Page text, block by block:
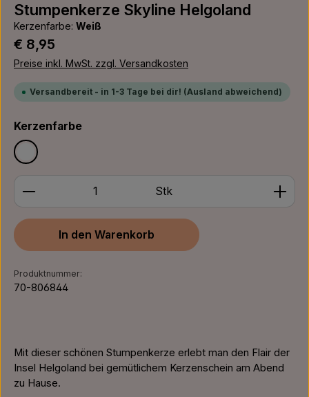
Stumpenkerze Skyline Helgoland
Kerzenfarbe: Weiß
Regulärer Preis:
€ 8,95
Preise inkl. MwSt. zzgl. Versandkosten
Versandbereit - in 1-3 Tage bei dir! (Ausland abweichend)
Kerzenfarbeauswählen
Weiß
Produkt Anzahl: Gib den gewünschten Wert ein
Stk
In den Warenkorb
Produktnummer:
70-806844
Mit dieser schönen Stumpenkerze erlebt man den Flair der
Insel Helgoland bei gemütlichem Kerzenschein am Abend
zu Hause.